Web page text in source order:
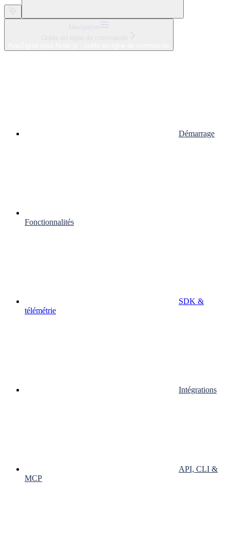
Démarrage
Fonctionnalités
SDK &
télémétrie
Intégrations
API, CLI &
MCP